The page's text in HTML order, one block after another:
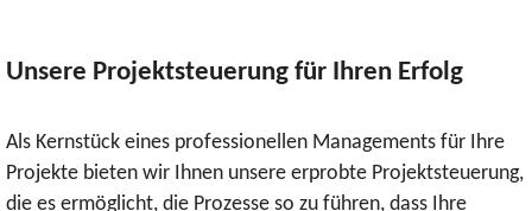
Unsere Projektsteuerung für Ihren Erfolg
Als Kernstück eines professionellen Managements für Ihre
Projekte bieten wir Ihnen unsere erprobte Projektsteuerung,
die es ermöglicht, die Prozesse so zu führen, dass Ihre